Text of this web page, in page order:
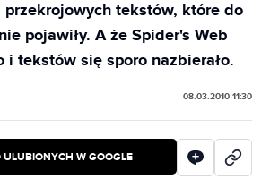
przekrojowych tekstów, które do
pojawiły. A że Spider's Web
i tekstów się sporo nazbierało.
08.03.2010 11:30
W GOOGLE